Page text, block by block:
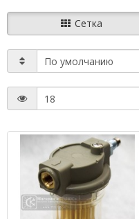
Сетка